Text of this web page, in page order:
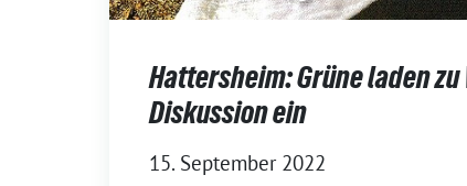
Hattersheim: Grüne laden
Diskussion ein
15. September 2022